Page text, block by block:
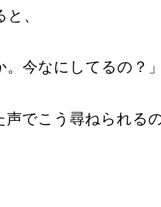
、
。今なにしてるの？
声でこう尋ねられる